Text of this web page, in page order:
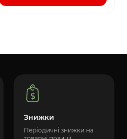
Знижки
Періодичні знижки на